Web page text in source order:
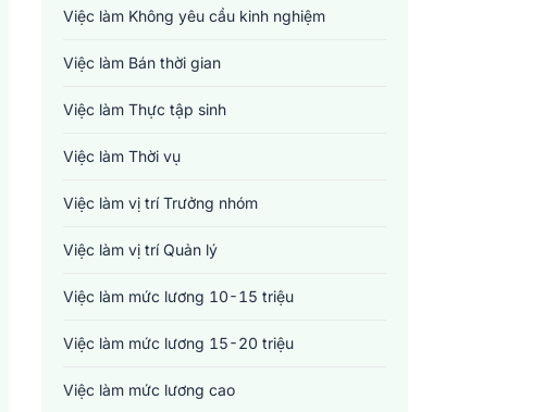
Việc làm Không yêu cầu kinh nghiệm
Việc làm Bán thời gian
Việc làm Thực tập sinh
Việc làm Thời vụ
Việc làm vị trí Trưởng nhóm
Việc làm vị trí Quản lý
Việc làm mức lương 10-15 triệu
Việc làm mức lương 15-20 triệu
Việc làm mức lương cao